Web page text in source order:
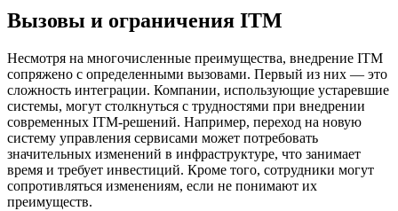
Вызовы и ограничения ITM
Несмотря на многочисленные преимущества, внедрение ITM
сопряжено с определенными вызовами. Первый из них — это
сложность интеграции. Компании, использующие устаревшие
системы, могут столкнуться с трудностями при внедрении
современных ITM-решений. Например, переход на новую
систему управления сервисами может потребовать
значительных изменений в инфраструктуре, что занимает
время и требует инвестиций. Кроме того, сотрудники могут
сопротивляться изменениям, если не понимают их
преимуществ.